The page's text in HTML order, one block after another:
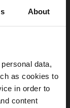
About
data,
as cookies to
in order to
content
durch
117 Tel.:
um die
Ihnen: ~
~ Nur